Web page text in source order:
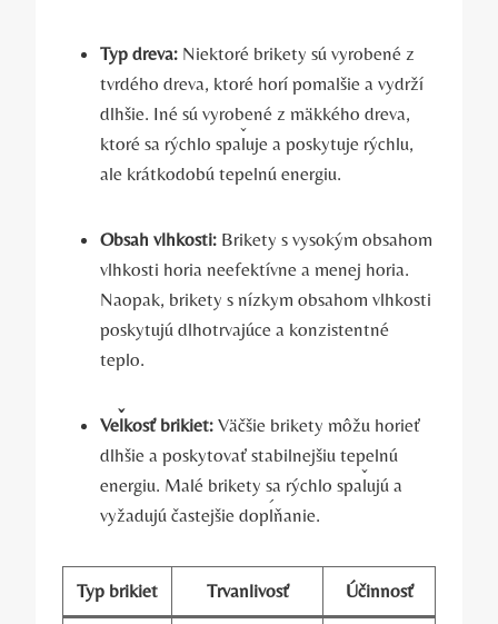
Typ dreva: Niektoré brikety sú ​vyrobené z
tvrdého dreva, ktoré horí ⁢pomalšie a vydrží
dlhšie. Iné sú vyrobené z mäkkého dreva,
ktoré sa rýchlo spaľuje a poskytuje rýchlu,
ale krátkodobú tepelnú energiu.
Obsah vlhkosti: Brikety s vysokým obsahom
vlhkosti ⁢horia neefektívne​ a menej ‌horia.
Naopak, brikety s nízkym obsahom vlhkosti
poskytujú dlhotrvajúce a konzistentné
teplo.
Veľkosť‌ brikiet: Väčšie brikety môžu horieť
dlhšie a poskytovať stabilnejšiu tepelnú
energiu. Malé ‍brikety sa rýchlo spaľujú a
vyžadujú častejšie dopĺňanie.
Typ brikiet Trvanlivosť Účinnosť